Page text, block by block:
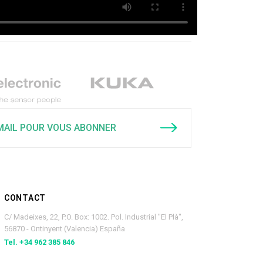
POUR VOUS ABONNER
CONTACT
C/ Madeixes, 22, P.O. Box: 1002. Pol. Industrial "El Plà",
56870 - Ontinyent (Valencia) España
Tel. +34 962 385 846